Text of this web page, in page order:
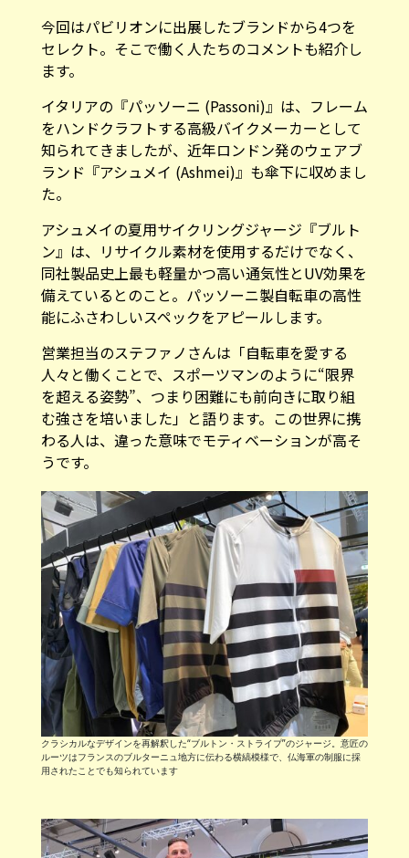
今回はパビリオンに出展したブランドから4つを
セレクト。そこで働く人たちのコメントも紹介し
ます。
イタリアの『パッソーニ (Passoni) 』は、フレーム
をハンドクラフトする高級バイクメーカーとして
知られてきましたが、近年ロンドン発のウェアブ
ランド『アシュメイ (Ashmei)』も傘下に収めまし
た。
アシュメイの夏用サイクリングジャージ『ブルト
ン』は、リサイクル素材を使用するだけでなく、
同社製品史上最も軽量かつ高い通気性とUV効果を
備えているとのこと。パッソーニ製自転車の高性
能にふさわしいスペックをアピールします。
営業担当のステファノさんは「自転車を愛する
人々と働くことで、スポーツマンのように“限界
を超える姿勢”、つまり困難にも前向きに取り組
む強さを培いました」と語ります。この世界に携
わる人は、違った意味でモティベーションが高そ
うです。
クラシカルなデザインを再解釈した“ブルトン・ストライプ”のジャージ。意匠の
ルーツはフランスのブルターニュ地方に伝わる横縞模様で、仏海軍の制服に採
用されたことでも知られています